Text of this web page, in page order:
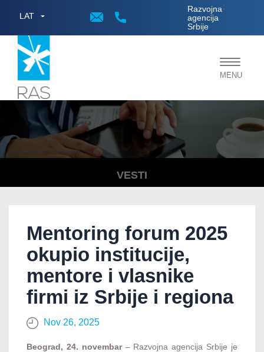
LAT
Razvojna
agencija
Srbije
;
Toggle
MENU
VESTI
Mentoring forum 2025
okupio institucije,
mentore i vlasnike
firmi iz Srbije i regiona
Nov 26, 2025
Beograd, 24. novembar– Razvojna agencija Srbije je